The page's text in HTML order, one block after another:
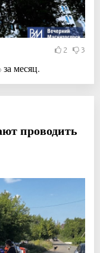
2 3
месяц.
проводить